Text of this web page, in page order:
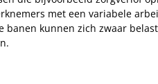
met een variabele
kunnen zich zwaar